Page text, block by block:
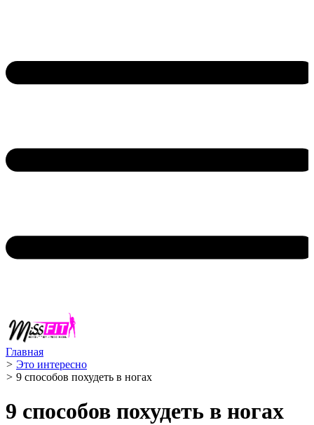
Главная
> Это интересно
> 9 способов похудеть в ногах
9 способов похудеть в ногах